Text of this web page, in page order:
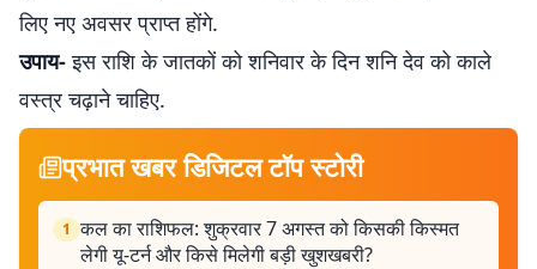
लिए नए अवसर प्राप्त होंगे.
उपाय-इस राशि के जातकों को शनिवार के दिन शनि देव को काले
वस्त्र चढ़ाने चाहिए.
प्रभात खबर डिजिटल टॉप स्टोरी
1 कल का राशिफल: शुक्रवार 7 अगस्त को किसकी किस्मत
लेगी यू-टर्न और किसे मिलेगी बड़ी खुशखबरी?